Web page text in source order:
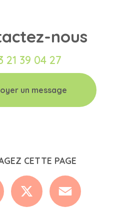
nous
21 39 04 27
un message
CETTE PAGE
Facebook